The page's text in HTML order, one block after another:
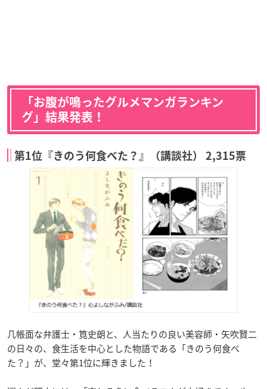
「お腹が鳴ったグルメマンガランキン
グ」結果発表！
第1位『きのう何食べた？』（講談社） 2,315票
几帳面な弁護士・筧史朗と、人当たりの良い美容師・矢吹賢二
の日々の、食生活を中心とした物語である「きのう何食べ
た？」が、堂々第1位に輝きました！